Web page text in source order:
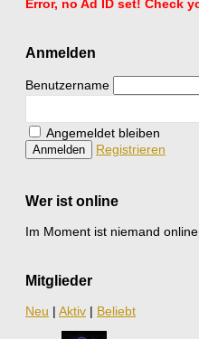
Error, no Ad ID set! Check
Anmelden
Benutzername
Angemeldet bleiben
Registrieren
Wer ist online
Im Moment ist niemand online.
Mitglieder
Neu | Aktiv | Beliebt